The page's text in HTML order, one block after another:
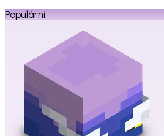
Populární